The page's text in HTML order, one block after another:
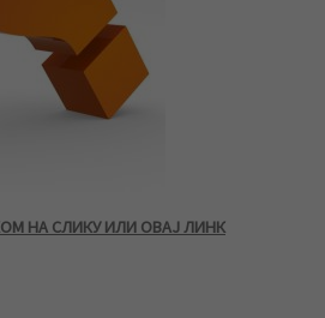
НА СЛИКУ ИЛИ ОВАЈ ЛИНК